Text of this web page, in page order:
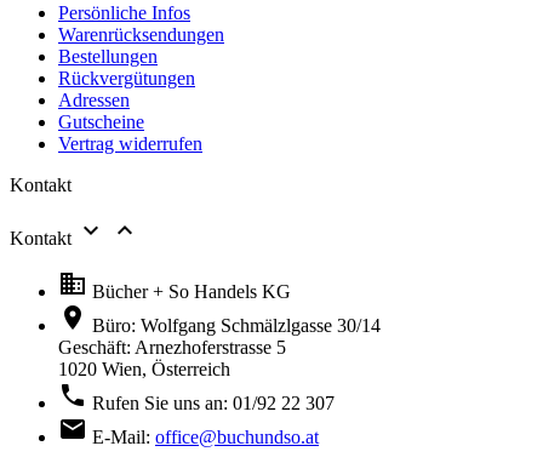
Persönliche Infos
Warenrücksendungen
Bestellungen
Rückvergütungen
Adressen
Gutscheine
Vertrag widerrufen
Kontakt
Kontakt 

 Bücher + So Handels KG
 Büro: Wolfgang Schmälzlgasse 30/14
Geschäft: Arnezhoferstrasse 5
1020 Wien, Österreich
 Rufen Sie uns an: 01/92 22 307
 E-Mail: office@buchundso.at